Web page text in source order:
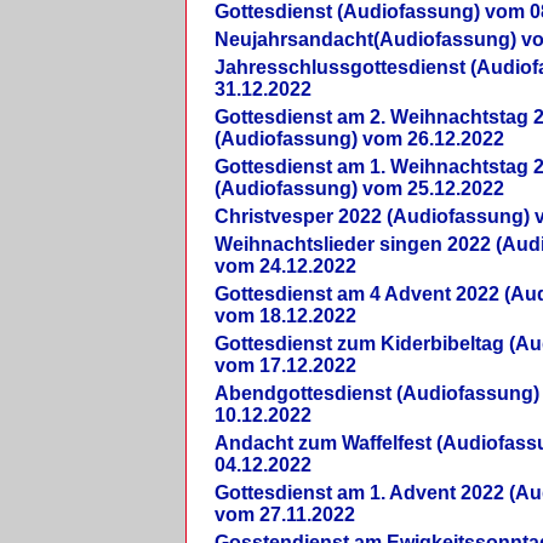
Gottesdienst (Audiofassung) vom
Neujahrsandacht(Audiofassung)
Jahresschlussgottesdienst
31.12.2022
Gottesdienst am 2. Weihnachtstag
(Audiofassung) vom 26.12.2022
Gottesdienst am 1. Weihnachtstag
(Audiofassung) vom 25.12.2022
Christvesper 2022 (Audiofassung)
Weihnachtslieder singen 2022
vom 24.12.2022
Gottesdienst am 4 Advent 2022
vom 18.12.2022
Gottesdienst zum Kiderbibeltag
vom 17.12.2022
Abendgottesdienst (Audiofassung)
10.12.2022
Andacht zum Waffelfest
04.12.2022
Gottesdienst am 1. Advent 2022
vom 27.11.2022